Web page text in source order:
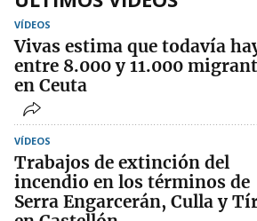
VÍDEOS
Vivas estima que todavía
entre 8.000 y 11.000
en Ceuta
VÍDEOS
Trabajos de extinción del
incendio en los términos de
Serra Engarcerán, Culla y